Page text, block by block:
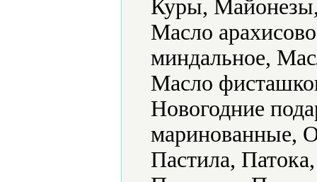
Куры,
Масло
миндальное,
Масло
Новогодние
маринованные,
Пастила,